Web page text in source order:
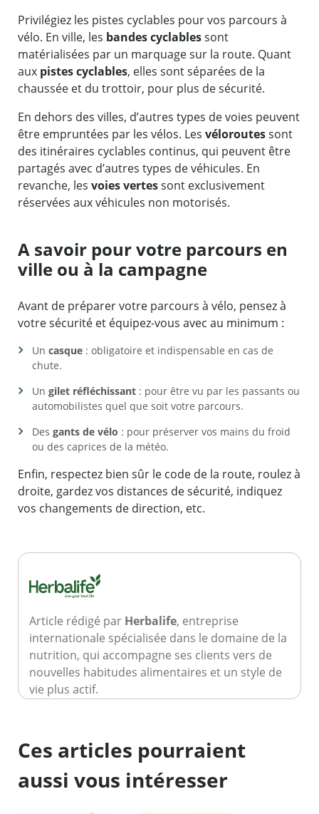
Privilégiez les pistes cyclables pour vos parcours à
vélo. En ville, les bandes cyclablessont
matérialisées par un marquage sur la route. Quant
aux pistes cyclables, elles sont séparées de la
chaussée et du trottoir, pour plus de sécurité.
En dehors des villes, d’autres types de voies peuvent
être empruntées par les vélos. Les véloroutessont
des itinéraires cyclables continus, qui peuvent être
partagés avec d’autres types de véhicules. En
revanche, les voies vertessont exclusivement
réservées aux véhicules non motorisés.
A savoir pour votre parcours en
ville ou à la campagne
Avant de préparer votre parcours à vélo, pensez à
votre sécurité et équipez-vous avec au minimum :
Un casque : obligatoire et indispensable en cas de
chute.
Un gilet réfléchissant : pour être vu par les passants ou
automobilistes quel que soit votre parcours.
Des gants de vélo : pour préserver vos mains du froid
ou des caprices de la météo.
Enfin, respectez bien sûr le code de la route, roulez à
droite, gardez vos distances de sécurité, indiquez
vos changements de direction, etc.
Article rédigé par Herbalife, entreprise
internationale spécialisée dans le domaine de la
nutrition, qui accompagne ses clients vers de
nouvelles habitudes alimentaires et un style de
vie plus actif.
Ces articles pourraient
aussi vous intéresser